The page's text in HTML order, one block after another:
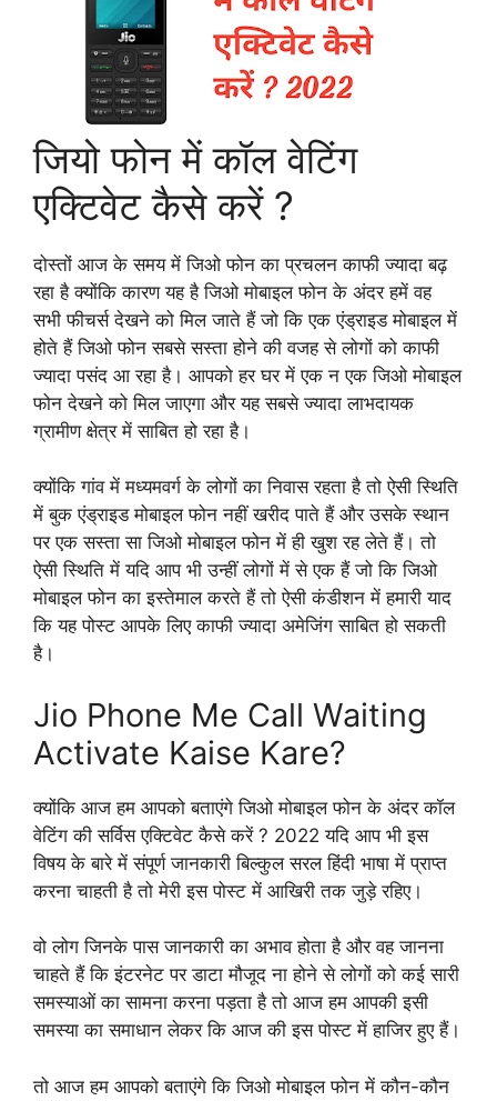
जियो फोन में कॉल वेटिंग
एक्टिवेट कैसे करें ?
दोस्तों आज के समय में जिओ फोन का प्रचलन काफी ज्यादा बढ़
रहा है क्योंकि कारण यह है जिओ मोबाइल फोन के अंदर हमें वह
सभी फीचर्स देखने को मिल जाते हैं जो कि एक एंड्राइड मोबाइल में
होते हैं जिओ फोन सबसे सस्ता होने की वजह से लोगों को काफी
ज्यादा पसंद आ रहा है। आपको हर घर में एक न एक जिओ मोबाइल
फोन देखने को मिल जाएगा और यह सबसे ज्यादा लाभदायक
ग्रामीण क्षेत्र में साबित हो रहा है।
क्योंकि गांव में मध्यमवर्ग के लोगों का निवास रहता है तो ऐसी स्थिति
में बुक एंड्राइड मोबाइल फोन नहीं खरीद पाते हैं और उसके स्थान
पर एक सस्ता सा जिओ मोबाइल फोन में ही खुश रह लेते हैं। तो
ऐसी स्थिति में यदि आप भी उन्हीं लोगों में से एक हैं जो कि जिओ
मोबाइल फोन का इस्तेमाल करते हैं तो ऐसी कंडीशन में हमारी याद
कि यह पोस्ट आपके लिए काफी ज्यादा अमेजिंग साबित हो सकती
है।
Jio Phone Me Call Waiting
Activate Kaise Kare?
क्योंकि आज हम आपको बताएंगे जिओ मोबाइल फोन के अंदर कॉल
वेटिंग की सर्विस एक्टिवेट कैसे करें ? 2022 यदि आप भी इस
विषय के बारे में संपूर्ण जानकारी बिल्कुल सरल हिंदी भाषा में प्राप्त
करना चाहती है तो मेरी इस पोस्ट में आखिरी तक जुड़े रहिए।
वो लोग जिनके पास जानकारी का अभाव होता है और वह जानना
चाहते हैं कि इंटरनेट पर डाटा मौजूद ना होने से लोगों को कई सारी
समस्याओं का सामना करना पड़ता है तो आज हम आपकी इसी
समस्या का समाधान लेकर कि आज की इस पोस्ट में हाजिर हुए हैं।
तो आज हम आपको बताएंगे कि जिओ मोबाइल फोन में कौन-कौन